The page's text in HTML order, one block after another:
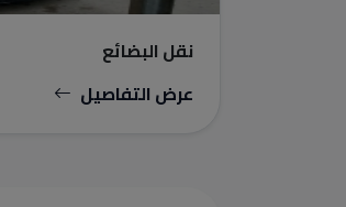
نقل البضائع
عرض التفاصيل